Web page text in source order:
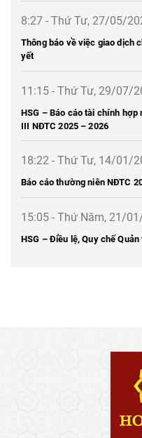
8:27 - Thứ Tư, 27/05/
Thông báo về việc giao dịch
yết
11:15 - Thứ Tư, 29/07/
HSG – Báo cáo tài chính hợp
III NĐTC 2025 – 2026
18:22 - Thứ Tư, 14/01/
Báo cáo thường niên NĐTC
15:05 - Thứ Năm, 21/
HSG – Điều lệ, Quy chế